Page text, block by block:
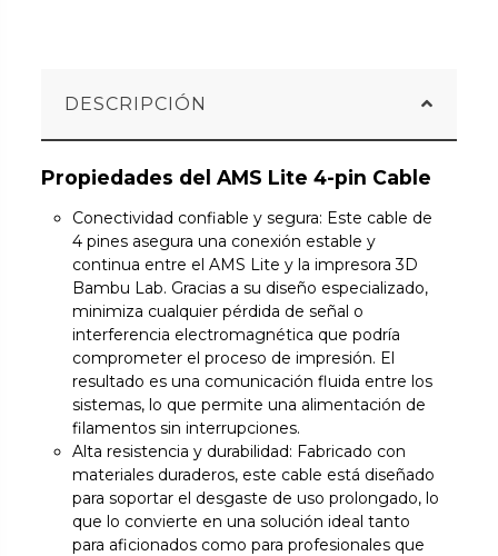
DESCRIPCIÓN
Propiedades del AMS Lite 4-pin Cable
Conectividad confiable y segura: Este cable de
4 pines asegura una conexión estable y
continua entre el AMS Lite y la impresora 3D
Bambu Lab. Gracias a su diseño especializado,
minimiza cualquier pérdida de señal o
interferencia electromagnética que podría
comprometer el proceso de impresión. El
resultado es una comunicación fluida entre los
sistemas, lo que permite una alimentación de
filamentos sin interrupciones.
Alta resistencia y durabilidad: Fabricado con
materiales duraderos, este cable está diseñado
para soportar el desgaste de uso prolongado, lo
que lo convierte en una solución ideal tanto
para aficionados como para profesionales que